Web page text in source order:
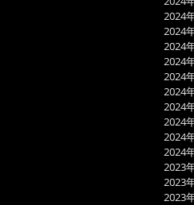
2024
2024
2024
2024
2024
2024
2024
2024
2024
2024
2023
2023
2023